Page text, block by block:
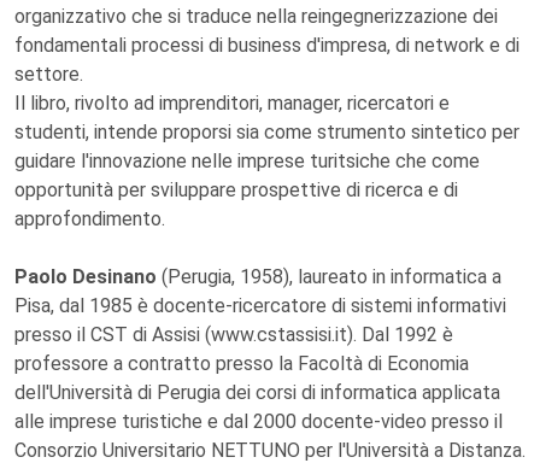
organizzativo che si traduce nella reingegnerizzazione dei
fondamentali processi di business d'impresa, di network e di
settore.
Il libro, rivolto ad imprenditori, manager, ricercatori e
studenti, intende proporsi sia come strumento sintetico per
guidare l'innovazione nelle imprese turitsiche che come
opportunità per sviluppare prospettive di ricerca e di
approfondimento.
Paolo Desinano (Perugia, 1958), laureato in informatica a
Pisa, dal 1985 è docente-ricercatore di sistemi informativi
presso il CST di Assisi (www.cstassisi.it). Dal 1992 è
professore a contratto presso la Facoltà di Economia
dell'Università di Perugia dei corsi di informatica applicata
alle imprese turistiche e dal 2000 docente-video presso il
Consorzio Universitario NETTUNO per l'Università a Distanza.